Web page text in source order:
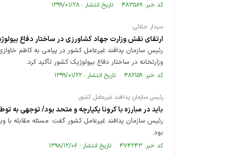
کد خبر: ۴۸۳۵۸۹ تاریخ انتشار : ۱۳۹۹/۰۱/۲۸
سردار جلالی:
ارتقای نقش وزارت جهاد کشاورزی در ساختار دفاع
رئیس سازمان پدافند غیرعامل کشور در پیامی به کاظم
وزارتخانه در ساختار دفاع بیولوژیک کشور تأکید کرد.
کد خبر: ۴۸۲۱۵۹ تاریخ انتشار : ۱۳۹۹/۰۱/۲۲
رئیس سازمان پدافند غیرعامل کشور:
باید در مبارزه با کرونا یکپارچه و متحد بود/ توجهی به
رئیس سازمان پدافند غیرعامل کشور گفت: مسئله مقابله با
بود.
کد خبر: ۴۷۴۲۴۳ تاریخ انتشار : ۱۳۹۸/۱۲/۰۶